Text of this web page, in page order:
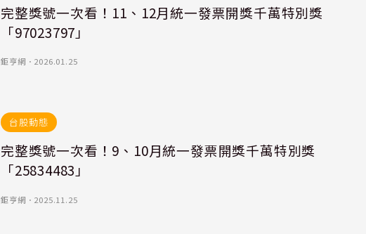
完整獎號一次看！11、12月統一發票開獎千萬特別獎
「97023797」
鉅亨網 ． 2026.01.25
台股動態
完整獎號一次看！9、10月統一發票開獎千萬特別獎
「25834483」
鉅亨網 ． 2025.11.25